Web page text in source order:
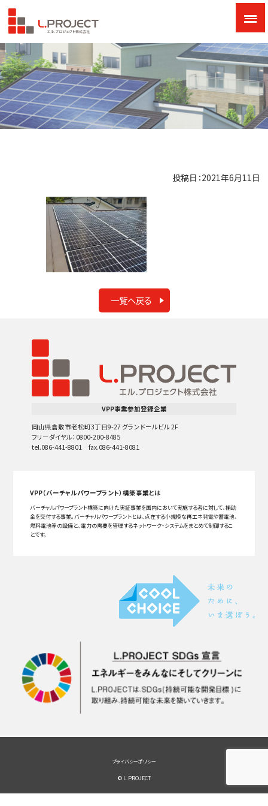
投稿日：2021年6月11日
一覧へ戻る
VPP事業参加登録企業
岡山県倉敷市老松町3丁目9-27 グランドールビル 2F
フリーダイヤル：0800-200-8485
tel.086-441-8801 fax.086-441-8081
VPP（バーチャルパワープラント）構築事業とは
バーチャルパワープラント構築に向けた実証事業を国内において実施する者に対して、補助
金を交付する事業。バーチャルパワープラントとは、点在する小規模な再エネ発電や蓄電池、
燃料電池等の設備と、電力の需要を管理するネットワーク・システムをまとめて制御するこ
とです。
プライバシーポリシー
© L.PROJECT